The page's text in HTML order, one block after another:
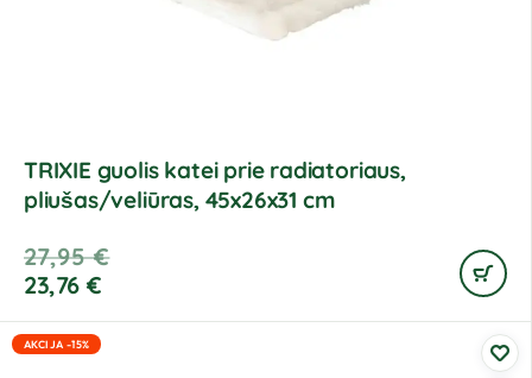
TRIXIE guolis katei prie radiatoriaus,
pliušas/veliūras, 45x26x31 cm
27,95€
23,76 €
AKCIJA -15%